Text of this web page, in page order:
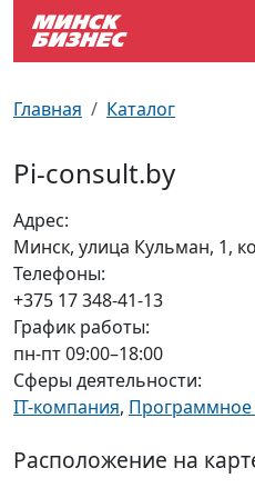
Главная Каталог
Pi-consult.by
Адрес:
Минск, улица Кульман, 1,
Телефоны:
+375 17 348-41-13
График работы:
пн-пт 09:00–18:00
Сферы деятельности:
IT-компания, Программное
Расположение на
Улицы Минска
Производственный
Документы для ЗАГСа
Пробки на дорогах
Самолеты